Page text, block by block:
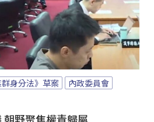
群身分法》草案
內政委員會